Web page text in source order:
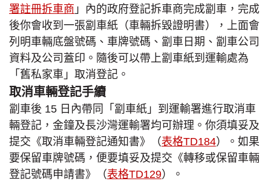
署註冊拆車商 」內的政府登記拆車商完成劏車，完成
後你會收到一張劏車紙（車輛拆毀證明書），上面會
列明車輛底盤號碼、車牌號碼、劏車日期、劏車公司
資料及公司蓋印。隨後可以帶上劏車紙到運輸處為
「舊私家車」取消登記。
取消車輛登記手續
劏車後 15 日內帶同「劏車紙」到運輸署進行取消車
輛登記，金鐘及長沙灣運輸署均可辦理。你須填妥及
提交《取消車輛登記通知書》（表格TD184）。如果
要保留車牌號碼，便要填妥及提交《轉移或保留車輛
登記號碼申請書》（表格TD129）。